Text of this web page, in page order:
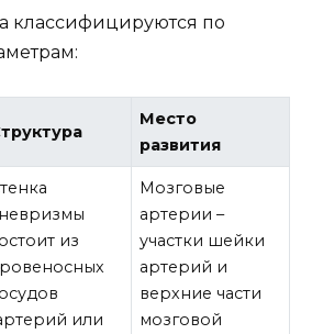
классифицируются по
Место
развития
из
или
Мозговые
артерии –
участки шейки
артерий и
верхние части
мозговой